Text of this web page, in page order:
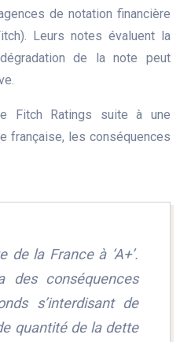
de notation financière
Leurs notes évaluent la
de la note peut
Fitch Ratings suite à une
française, les conséquences
de la France à ‘A+’.
des conséquences
s’interdisant de
quantité de la dette